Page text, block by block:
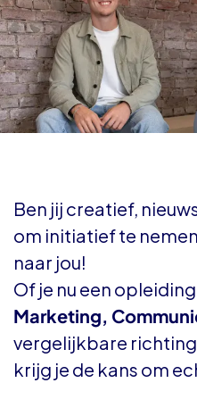
Ben jij creatief,
om initiatief te
naar jou!
Of je nu een
Marketing,
vergelijkbare
krijg je de kans om